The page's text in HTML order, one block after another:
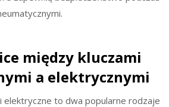
między kluczami
a elektrycznymi
elektryczne to dwa popularne rodzaje